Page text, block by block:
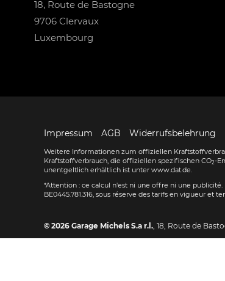
18, Route de Bastogne
9706 Clervaux
Luxembourg
Impressum AGB Widerrufsbelehrung
Weitere Informationen zum offiziellen
Kraftstoffverbrauch, die offiziellen spezifischen CO2-
unentgeltlich erhältlich ist unter www.dat.de.
*Attention : ce calcul n'est ni une offre ni une publicité.
BE0445.781.316, sous réserve des tarifs en vigueur et
© 2026 Garage Michels S.a r.l. 18, Route de